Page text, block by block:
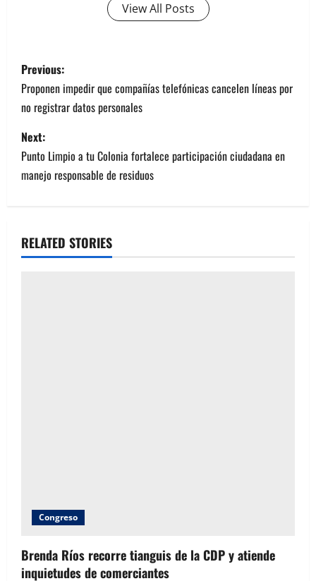
View All Posts
P
o
s
t
n
v
Previous:
Proponen impedir que compañías telefónicas cancelen líneas por
no registrar datos personales
Next:
Punto Limpio a tu Colonia fortalece participación ciudadana en
manejo responsable de residuos
RELATED STORIES
Congreso
Brenda Ríos recorre tianguis de la CDP y atiende
inquietudes de comerciantes